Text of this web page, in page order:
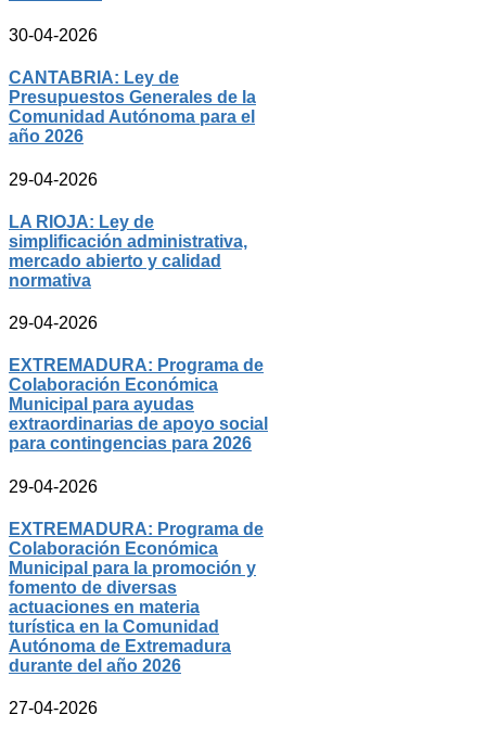
30-04-2026
CANTABRIA: Ley de
Presupuestos Generales de la
Comunidad Autónoma para el
año 2026
29-04-2026
LA RIOJA: Ley de
simplificación administrativa,
mercado abierto y calidad
normativa
29-04-2026
EXTREMADURA: Programa de
Colaboración Económica
Municipal para ayudas
extraordinarias de apoyo social
para contingencias para 2026
29-04-2026
EXTREMADURA: Programa de
Colaboración Económica
Municipal para la promoción y
fomento de diversas
actuaciones en materia
turística en la Comunidad
Autónoma de Extremadura
durante del año 2026
27-04-2026